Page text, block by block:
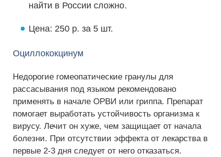
найти в России сложно.
Цена: 250 р. за 5 шт.
Оциллококцинум
Недорогие гомеопатические гранулы для
рассасывания под языком рекомендовано
применять в начале ОРВИ или гриппа. Препарат
помогает выработать устойчивость организма к
вирусу. Лечит он хуже, чем защищает от начала
болезни. При отсутствии эффекта от лекарства в
первые 2-3 дня следует от него отказаться.